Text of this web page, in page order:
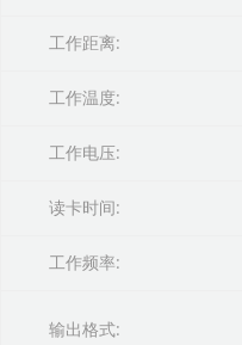
工作距离:
工作温度:
工作电压:
读卡时间:
工作频率:
输出格式: